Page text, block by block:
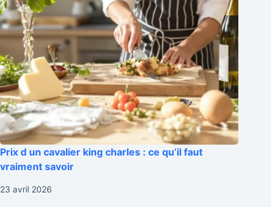
Prix d un cavalier king charles : ce qu’il faut
vraiment savoir
23 avril 2026